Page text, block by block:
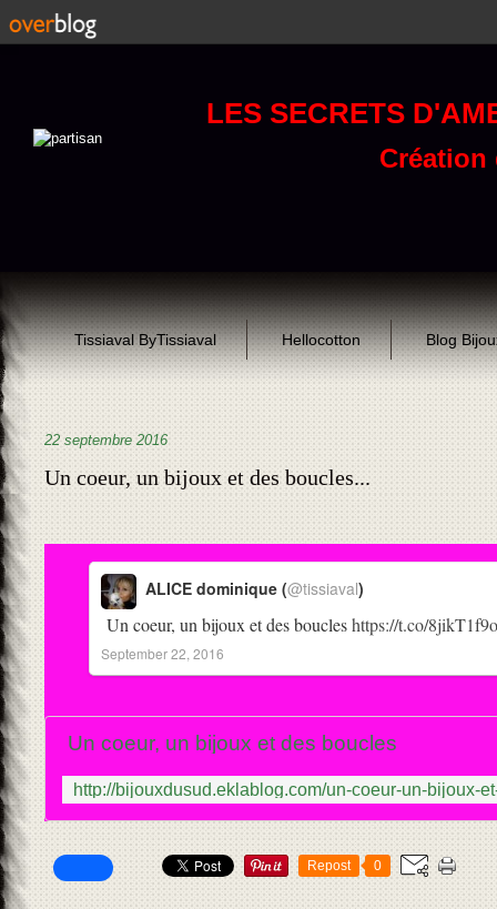
LES SECRETS
Création
Tissiaval ByTissiaval Hellocotton Blog
22 septembre 2016
Un coeur, un bijoux et des boucles...
Un coeur, un bijoux et des boucleshttps://t.co/
ALICE dominique (@tissiaval)
September 22, 2016
Un coeur, un bijoux et des boucles
Repost 0